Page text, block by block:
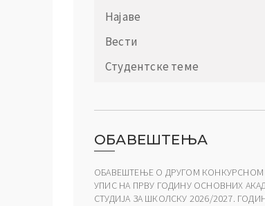
Најаве
Вести
Студентске теме
ОБАВЕШТЕЊА
ОБАВЕШТЕЊЕ О ДРУГОМ КОНКУРСНОМ
УПИС НА ПРВУ ГОДИНУ ОСНОВНИХ
СТУДИЈА ЗА ШКОЛСКУ 2026/2027.